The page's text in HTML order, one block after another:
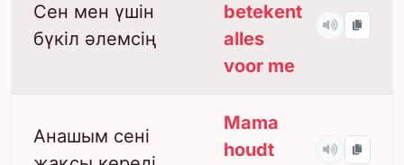
Сен мен үшін
бүкіл әлемсің
betekent
alles
voor me
Анашым сені
Mama
houdt